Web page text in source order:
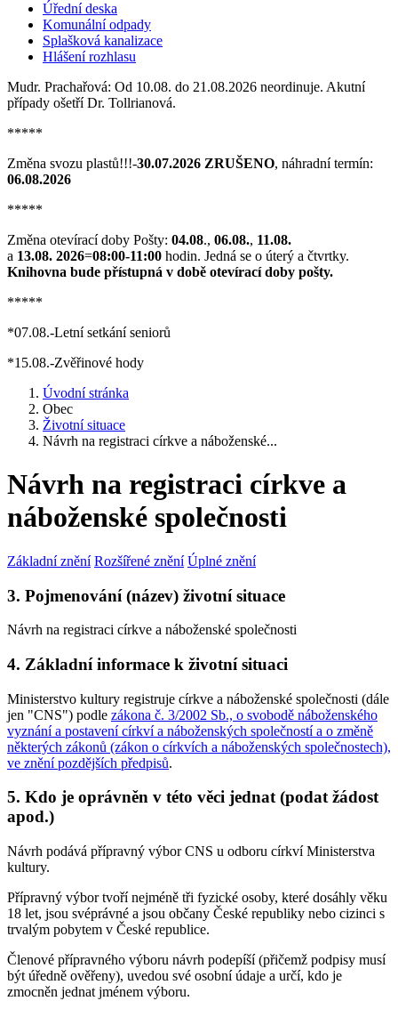
Úřední deska
Komunální odpady
Splašková kanalizace
Hlášení rozhlasu
Mudr. Prachařová: Od 10.08. do 21.08.2026 neordinuje. Akutní
případy ošetří Dr. Tollrianová.
*****
Změna svozu plastů!!!-30.07.2026 ZRUŠENO, náhradní termín:
06.08.2026
*****
Změna otevírací doby Pošty: 04.08., 06.08., 11.08.
a 13.08. 2026=08:00-11:00 hodin. Jedná se o úterý a čtvrtky.
Knihovna bude přístupná v době otevírací doby pošty.
*****
*07.08.-Letní setkání seniorů
*15.08.-Zvěřinové hody
Úvodní stránka
Obec
Životní situace
Návrh na registraci církve a náboženské...
Návrh na registraci církve a
náboženské společnosti
Základní znění Rozšířené znění Úplné znění
3. Pojmenování (název) životní situace
Návrh na registraci církve a náboženské společnosti
4. Základní informace k životní situaci
Ministerstvo kultury registruje církve a náboženské společnosti (dále
jen "CNS") podle zákona č. 3/2002 Sb., o svobodě náboženského
vyznání a postavení církví a náboženských společností a o změně
některých zákonů (zákon o církvích a náboženských společnostech),
ve znění pozdějších předpisů.
5. Kdo je oprávněn v této věci jednat (podat žádost
apod.)
Návrh podává přípravný výbor CNS u odboru církví Ministerstva
kultury.
Přípravný výbor tvoří nejméně tři fyzické osoby, které dosáhly věku
18 let, jsou svéprávné a jsou občany České republiky nebo cizinci s
trvalým pobytem v České republice.
Členové přípravného výboru návrh podepíší (přičemž podpisy musí
být úředně ověřeny), uvedou své osobní údaje a určí, kdo je
zmocněn jednat jménem výboru.